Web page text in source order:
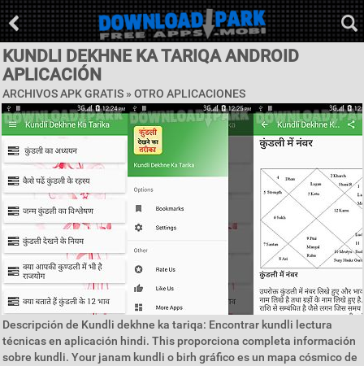
KUNDLI DEKHNE KA TARIQA ANDROID
APLICACIÓN
ARCHIVOS APK GRATIS » OTRO APLICACIONES
Descripción de Kundli dekhne ka tariqa: Encontrar kundli lectura
técnicas en aplicación hindi. This proporciona completa información
sobre kundli. Your janam kundli o birh gráfico es un mapa cósmico de